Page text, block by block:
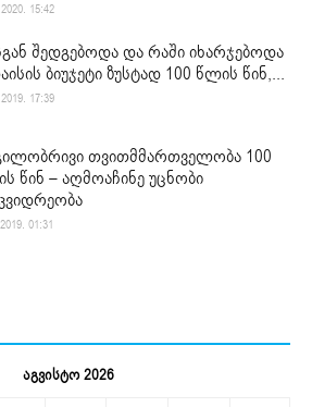
15:42
შედგებოდა და რაში იხარჯებოდა
ბიუჯეტი ზუსტად 100 წლის წინ,...
17:39
თვითმმართველობა 100
წინ – აღმოაჩინე უცნობი
01:31
აგვისტო 2026